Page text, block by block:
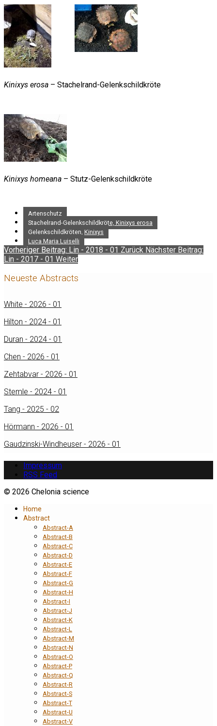
Kinixys erosa – Stachelrand-Gelenkschildkröte
Kinixys homeana – Stutz-Gelenkschildkröte
Artenschutz
Stachelrand-Gelenkschildkröte, Kinixys erosa
Gelenkschildkröten, Kinixys
Luca Maria Luiselli
Vorheriger Beitrag: Lin - 2018 - 01 Zurück Nächster Beitrag:
Lin - 2017 - 01 Weiter
Neueste Abstracts
White - 2026 - 01
Hilton - 2024 - 01
Duran - 2024 - 01
Chen - 2026 - 01
Zehtabvar - 2026 - 01
Stemle - 2024 - 01
Tang - 2025 - 02
Hörmann - 2026 - 01
Gaudzinski-Windheuser - 2026 - 01
Impressum
RSS Feed
© 2026 Chelonia science
Home
Abstract
Abstract-A
Abstract-B
Abstract-C
Abstract-D
Abstract-E
Abstract-F
Abstract-G
Abstract-H
Abstract-I
Abstract-J
Abstract-K
Abstract-L
Abstract-M
Abstract-N
Abstract-O
Abstract-P
Abstract-Q
Abstract-R
Abstract-S
Abstract-T
Abstract-U
Abstract-V